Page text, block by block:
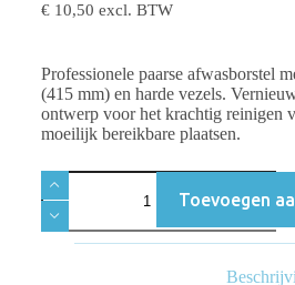
€10,50 excl. BTW
Professionele paarse afwasborstel
(415 mm) en harde vezels.
ontwerp voor het krachtig reinigen
moeilijk bereikbare plaatsen.
Toevoegen